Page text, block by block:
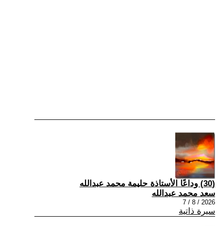
(30) وداعًا الأستاذة حليمة محمد عبدالله
سعد محمد عبدالله
2026 / 8 / 7
سيرة ذاتية